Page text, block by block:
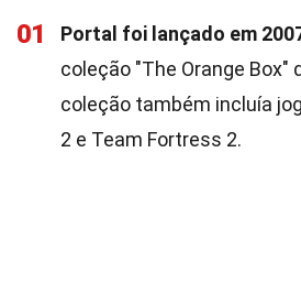
01 Portal foi lançado em
coleção "The Orange Box"
coleção também incluía
2 e Team Fortress 2.